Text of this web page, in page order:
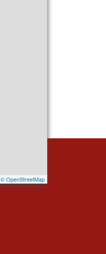
© OpenStreetMap